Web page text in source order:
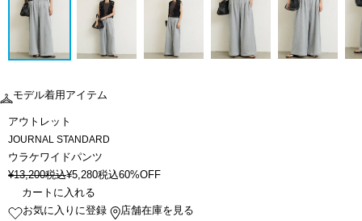
モデル着用アイテム
アウトレット
JOURNAL STANDARD
ウラケワイドパンツ
¥13,200税込¥5,280税込60%OFF
カートに入れる
お気に入りに登録
店舗在庫を見る